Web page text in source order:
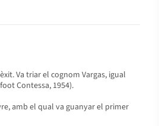
Va triar el cognom Vargas, igual
Contessa, 1954).
amb el qual va guanyar el primer